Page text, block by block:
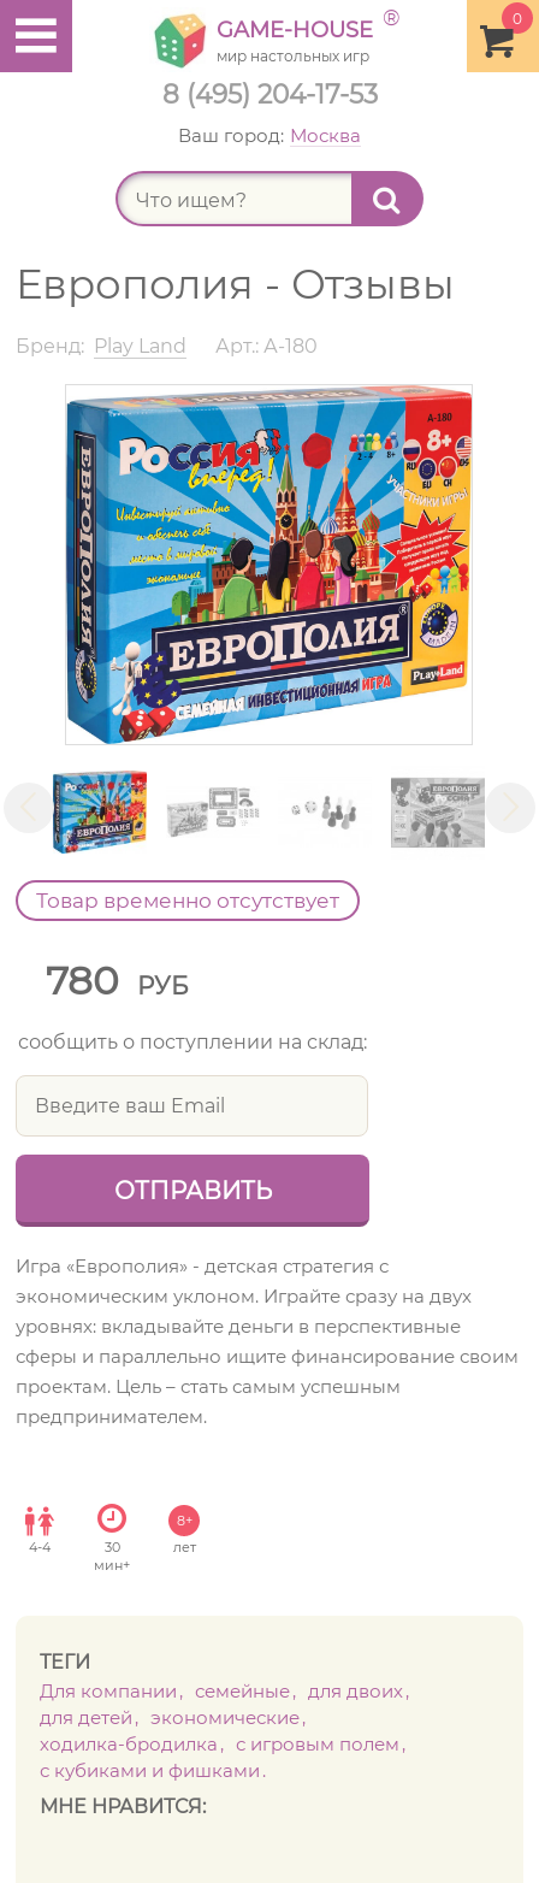
8 (495) 204-17-53
0
GAME-HOUSE ®
мир настольных игр
Ваш город: Москва
Европолия - Отзывы
Бренд: Play Land Арт.: А-180
Товар временно отсутствует
780 РУБ
сообщить о поступлении на склад:
Игра «Европолия» - детская стратегия с
экономическим уклоном. Играйте сразу на двух
уровнях: вкладывайте деньги в перспективные
сферы и параллельно ищите финансирование своим
проектам. Цель – стать самым успешным
предпринимателем.
4-4
30
мин+
8+
лет
ТЕГИ
Для компании
семейные
для двоих
для детей
экономические
ходилка-бродилка
с игровым полем
с кубиками и фишками
МНЕ НРАВИТСЯ: